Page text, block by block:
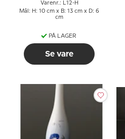
Varenr.: L12-H
Mål: H: 10 cm x B: 13 cm x D: 6
cm
PÅ LAGER
Se vare